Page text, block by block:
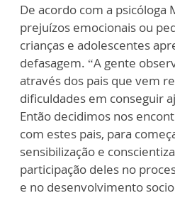
De acordo com a psicóloga
prejuízos emocionais ou
crianças e adolescentes
defasagem. “A gente
através dos pais que vem
dificuldades em conseguir
Então decidimos nos
com estes pais, para
sensibilização e
participação deles no
e no desenvolvimento